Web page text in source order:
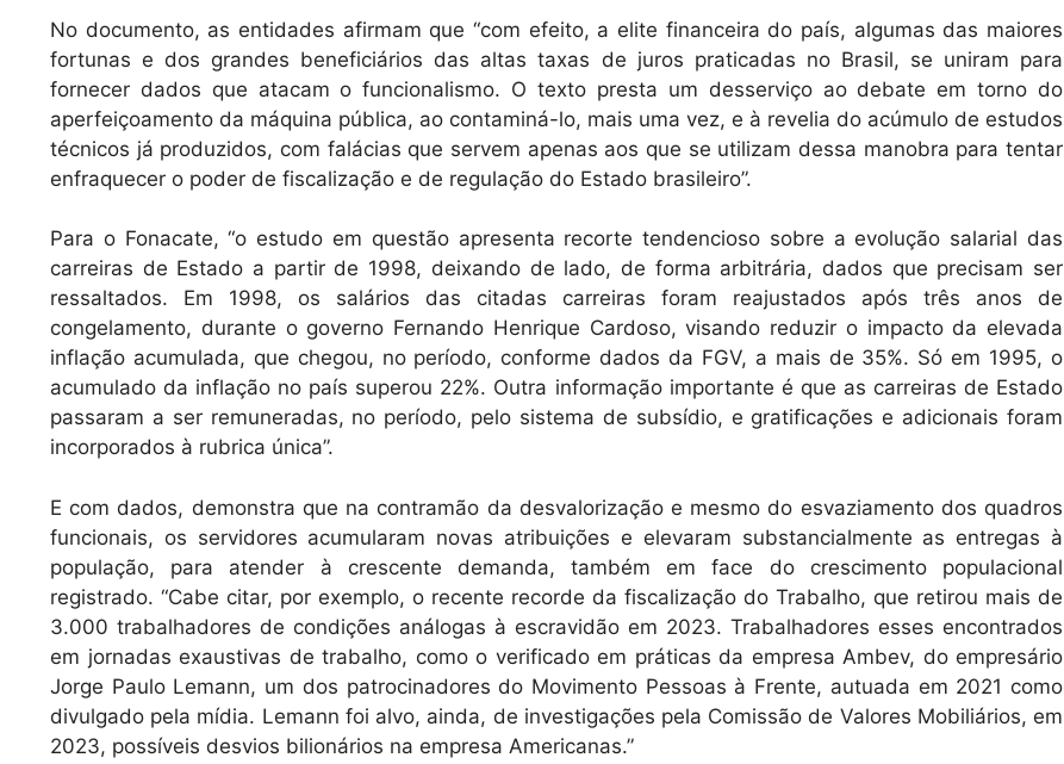
p o
k
No documento, as entidades afirmam que “com efeito, a elite financeira do país, algumas das maiores
fortunas e dos grandes beneficiários das altas taxas de juros praticadas no Brasil, se uniram para
fornecer dados que atacam o funcionalismo. O texto presta um desserviço ao debate em torno do
aperfeiçoamento da máquina pública, ao contaminá-lo, mais uma vez, e à revelia do acúmulo de estudos
técnicos já produzidos, com falácias que servem apenas aos que se utilizam dessa manobra para tentar
enfraquecer o poder de fiscalização e de regulação do Estado brasileiro”.
Para o Fonacate, “o estudo em questão apresenta recorte tendencioso sobre a evolução salarial das
carreiras de Estado a partir de 1998, deixando de lado, de forma arbitrária, dados que precisam ser
ressaltados. Em 1998, os salários das citadas carreiras foram reajustados após três anos de
congelamento, durante o governo Fernando Henrique Cardoso, visando reduzir o impacto da elevada
inflação acumulada, que chegou, no período, conforme dados da FGV, a mais de 35%. Só em 1995, o
acumulado da inflação no país superou 22%. Outra informação importante é que as carreiras de Estado
passaram a ser remuneradas, no período, pelo sistema de subsídio, e gratificações e adicionais foram
incorporados à rubrica única”.
E com dados, demonstra que na contramão da desvalorização e mesmo do esvaziamento dos quadros
funcionais, os servidores acumularam novas atribuições e elevaram substancialmente as entregas à
população, para atender à crescente demanda, também em face do crescimento populacional
registrado. “Cabe citar, por exemplo, o recente recorde da fiscalização do Trabalho, que retirou mais de
3.000 trabalhadores de condições análogas à escravidão em 2023. Trabalhadores esses encontrados
em jornadas exaustivas de trabalho, como o verificado em práticas da empresa Ambev, do empresário
Jorge Paulo Lemann, um dos patrocinadores do Movimento Pessoas à Frente, autuada em 2021 como
divulgado pela mídia. Lemann foi alvo, ainda, de investigações pela Comissão de Valores Mobiliários, em
2023, possíveis desvios bilionários na empresa Americanas.”